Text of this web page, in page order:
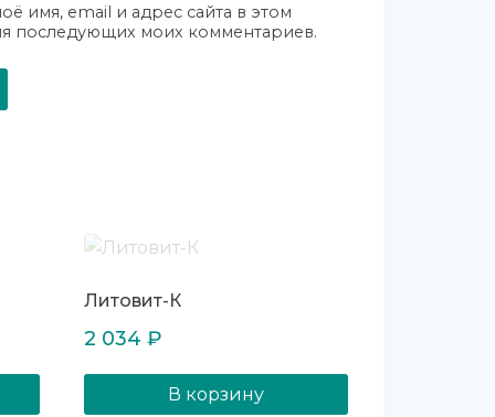
имя, email и адрес сайта в этом
последующих моих комментариев.
Литовит-К
2 034 ₽
В корзину